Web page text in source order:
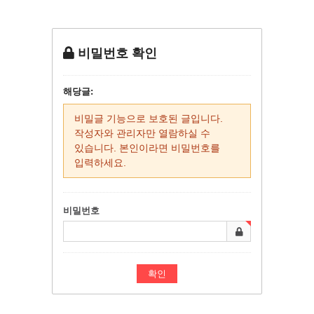
비밀번호 확인
해당글:
비밀글 기능으로 보호된 글입니다.
작성자와 관리자만 열람하실 수
있습니다. 본인이라면 비밀번호를
입력하세요.
비밀번호